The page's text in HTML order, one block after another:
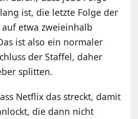
ist, die letzte Folge der
etwa zweieinhalb
ist also ein normaler
der Staffel, daher
splitten.
Netflix das streckt, damit
die dann nicht